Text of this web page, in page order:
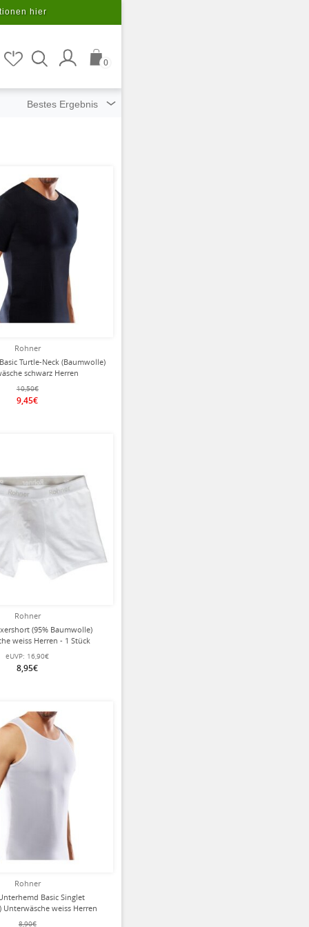
hier
0
Rohner
Turtle-Neck (Baumwolle)
schwarz Herren
10,50€
9,45€
Rohner
(95% Baumwolle)
weiss Herren - 1 Stück
eUVP: 16,90€
8,95€
Rohner
Basic Singlet
Unterwäsche weiss Herren
8,90€